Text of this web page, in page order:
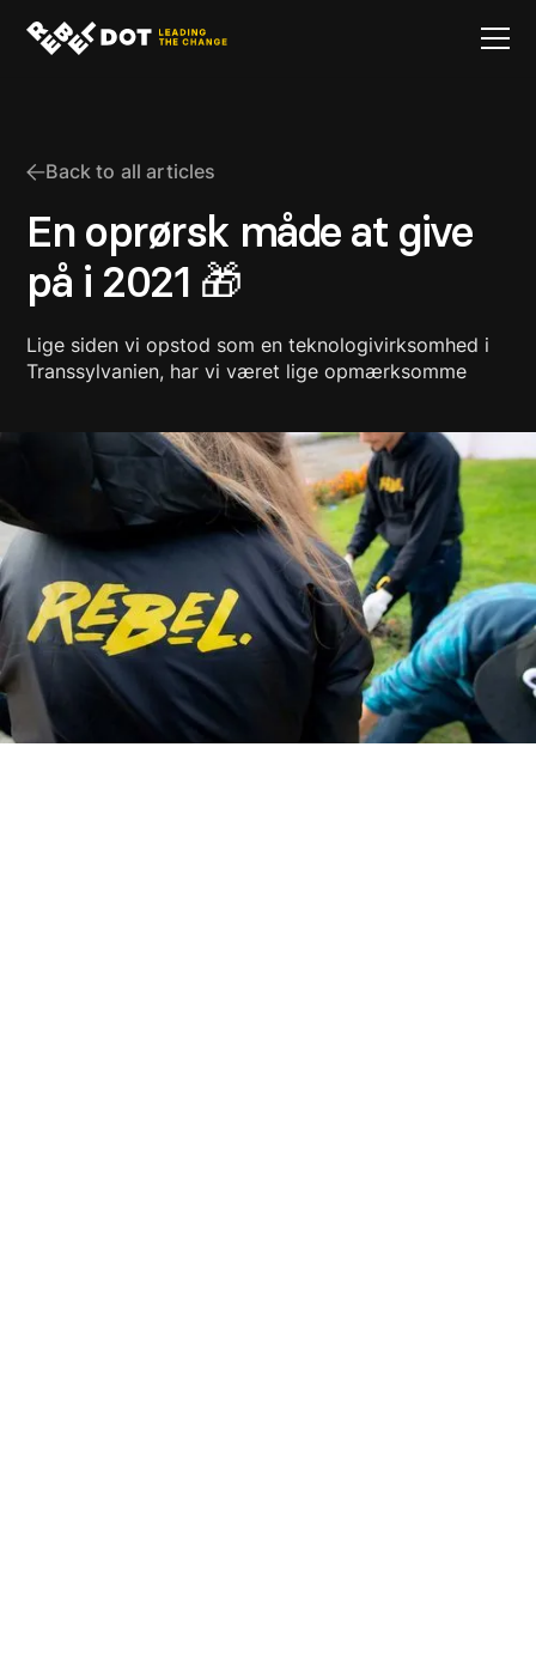
Back to all articles
En oprørsk måde at give
på i 2021 🎁
Lige siden vi opstod som en teknologivirksomhed i
Transsylvanien, har vi været lige opmærksomme